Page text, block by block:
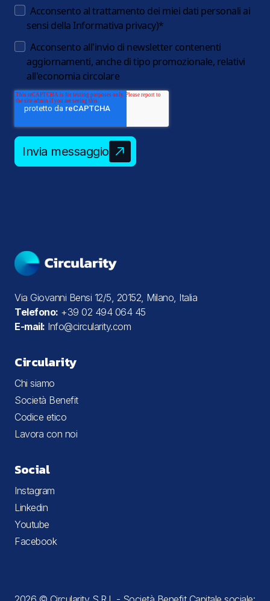
Acconsento al trattamento dei miei dati personali ai
sensi dellaInformativa privacy)*
Acconsento all'invio di newsletter contenenti
aggiornamenti, anche di tipo promozionale, relativi
all'economia circolare
Invia messaggio
Via Giovanni Bensi 12/5, 20152, Milano, Italia
Telefono: +39 02 494 064 45
E-mail: Info@circularity.com
Circularity
Chi siamo
Società Benefit
Codice etico
Lavora con noi
Social
Instagram
Linkedin
Youtube
Facebook